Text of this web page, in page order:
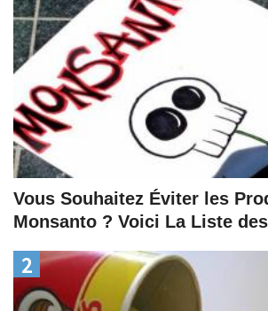
Vous Souhaitez Éviter les
Monsanto ? Voici La Liste
2